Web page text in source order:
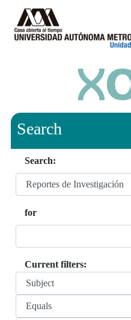
Search
Search:
for
Current filters: